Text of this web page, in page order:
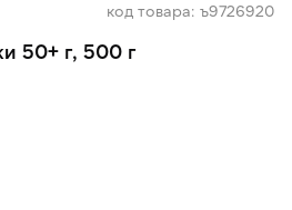
код товара: ъ9726920
50+ г, 500 г